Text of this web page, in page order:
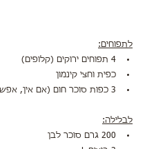
לתפוחים:
4 תפוחים ירוקים (קלופים)
כפית וחצי קינמון
3 כפות סוכר חום (אם אין, אפשר לבן)
לבלילה:
200 גרם סוכר לבן